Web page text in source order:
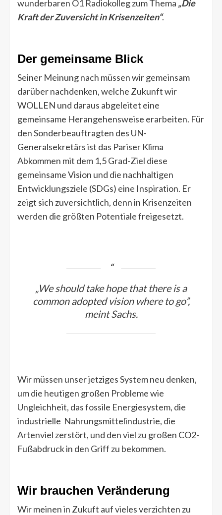
wunderbaren Ö1 Radiokolleg zum Thema „Die
Kraft der Zuversicht in Krisenzeiten“.
Der gemeinsame Blick
Seiner Meinung nach müssen wir gemeinsam
darüber nachdenken, welche Zukunft wir
WOLLEN und daraus abgeleitet eine
gemeinsame Herangehensweise erarbeiten. Für
den Sonderbeauftragten des UN-
Generalsekretärs ist das Pariser Klima
Abkommen mit dem 1,5 Grad-Ziel diese
gemeinsame Vision und die nachhaltigen
Entwicklungsziele (SDGs) eine Inspiration. Er
zeigt sich zuversichtlich, denn in Krisenzeiten
werden die größten Potentiale freigesetzt.
„We should take hope that there is a
common adopted vision where to go”,
meint Sachs.
Wir müssen unser jetziges System neu denken,
um die heutigen großen Probleme wie
Ungleichheit, das fossile Energiesystem, die
industrielle Nahrungsmittelindustrie, die
Artenviel zerstört, und den viel zu großen CO2-
Fußabdruck in den Griff zu bekommen.
Wir brauchen Veränderung
Wir meinen in Zukuft auf vieles verzichten zu